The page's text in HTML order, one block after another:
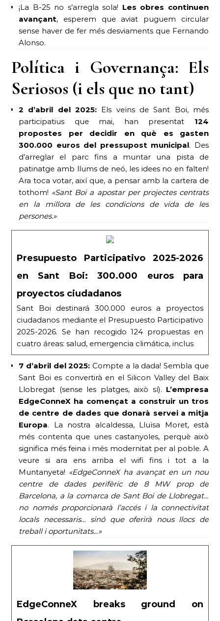
¡La B-25 no s’arregla sola! Les obres continuen
avançant, esperem que aviat puguem circular
sense haver de fer més desviaments que Fernando
Alonso.
Política i Governança: Els
Seriosos (i els que no tant)
2 d’abril del 2025: Els veïns de Sant Boi, més
participatius que mai, han presentat 124
propostes per decidir en què es gasten
300.000 euros del pressupost municipal. Des
d’arreglar el parc fins a muntar una pista de
patinatge amb llums de neó, les idees no en falten!
Ara toca votar, així que, a pensar amb la cartera de
tothom! «Sant Boi a apostar per projectes centrats
en la millora de les condicions de vida de les
persones.»
Presupuesto Participativo 2025-2026
en Sant Boi: 300.000 euros para
proyectos ciudadanos
Sant Boi destinará 300.000 euros a proyectos
ciudadanos mediante el Presupuesto Participativo
2025-2026. Se han recogido 124 propuestas en
cuatro áreas: salud, emergencia climática, inclus
7 d’abril del 2025: Compte a la dada! Sembla que
Sant Boi es convertirà en el Silicon Valley del Baix
Llobregat (sense les platges, això sí). L’empresa
EdgeConneX ha començat a construir un tros
de centre de dades que donarà servei a mitja
Europa. La nostra alcaldessa, Lluïsa Moret, està
més contenta que unes castanyoles, perquè això
significa més feina i més modernitat per al poble. A
veure si ara ens arriba el wifi fins i tot a la
Muntanyeta! «EdgeConneX ha avançat en un nou
centre de dades perifèric de 8 MW prop de
Barcelona, ​​a la comarca de Sant Boi de Llobregat…
no només proporcionarà l’accés i la connectivitat
locals necessaris… sinó que oferirà nous llocs de
treball i oportunitats…»
EdgeConneX breaks ground on